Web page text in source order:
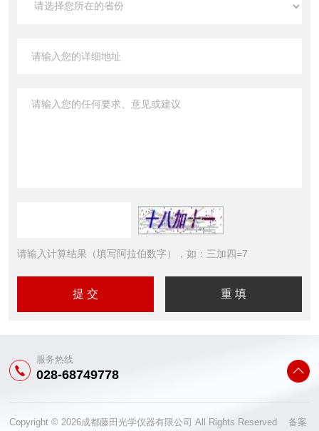
请输入计算结果（填写阿拉伯数字），如：三加四=7
服务热线
028-68749778
Copyright © 2026成都藤田光学仪器有限公司 All Rights Reserved 备案